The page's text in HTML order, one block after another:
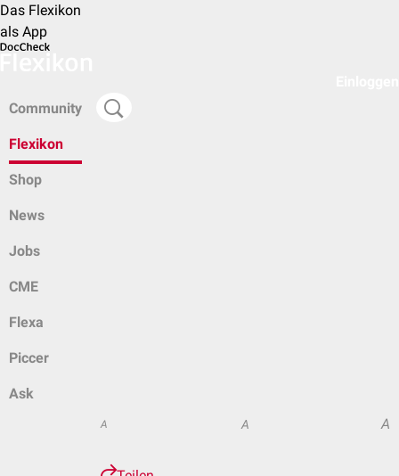
Das Flexikon
als App
Community
Flexikon
Shop
News
Jobs
CME
Flexa
Piccer
Ask
A A A